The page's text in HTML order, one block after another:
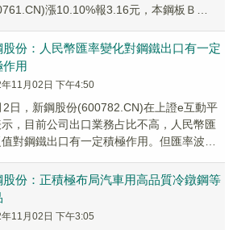
漲10.10%報3.16元，本鋼板Ｂ
股份：人民幣匯率變化對鋼鐵出口有一定
作用
11月02日 下午4:50
2日，新鋼股份(600782.CN)在上證e互動平
，目前公司出口業務占比不高，人民幣匯
對鋼鐵出口有一定積極作用。但匯率波動
股份：正積極布局汽車用高品質冷鐓鋼等
11月02日 下午3:05